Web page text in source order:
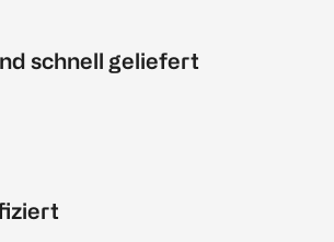
schnell geliefert